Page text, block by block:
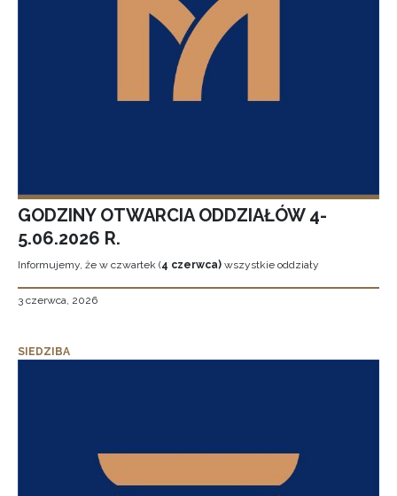
GODZINY OTWARCIA ODDZIAŁÓW 4-
5.06.2026 R.
Informujemy, że w czwartek (4 czerwca) wszystkie oddziały
3 czerwca, 2026
SIEDZIBA